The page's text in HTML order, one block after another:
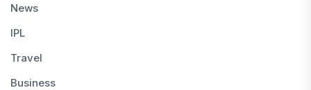
News
IPL
Travel
Business